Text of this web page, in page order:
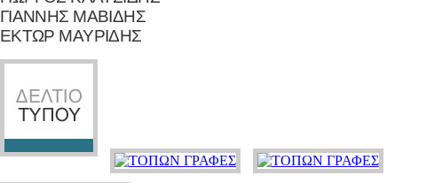
ΓΙΑΝΝΗΣ ΜΑΒΙΔΗΣ
ΕΚΤΩΡ ΜΑΥΡΙΔΗΣ